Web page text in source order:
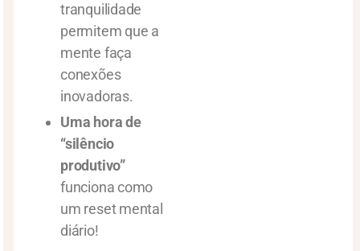
tranquilidade
permitem que a
mente faça
conexões
inovadoras.
Uma hora de
“silêncio
produtivo”
funciona como
um reset mental
diário!